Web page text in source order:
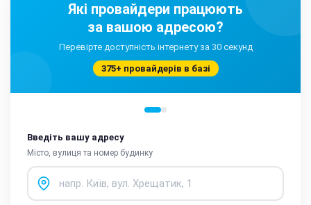
Які провайдери працюють
за вашою адресою?
Перевірте доступність інтернету за 30 секунд
375+ провайдерів в базі
Введіть вашу адресу
Місто, вулиця та номер будинку